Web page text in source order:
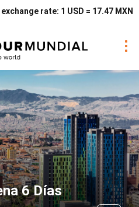
exchange rate: 1 USD = 17.47 MXN
6 Días